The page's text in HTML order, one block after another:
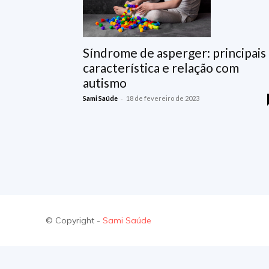
Síndrome de asperger: principais
característica e relação com
autismo
Sami Saúde - 18 de fevereiro de 2023
© Copyright - Sami Saúde